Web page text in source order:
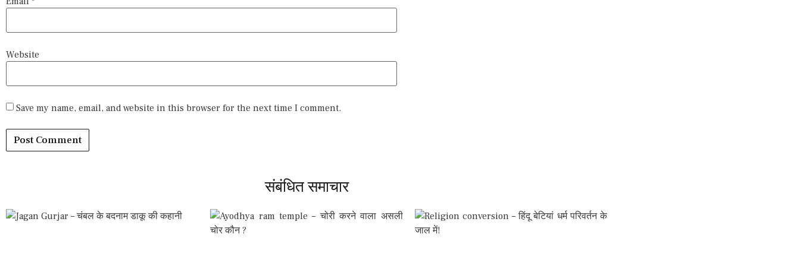
Website
Save my name, email, and website in this browser for the next time I comment.
संबंधित समाचार